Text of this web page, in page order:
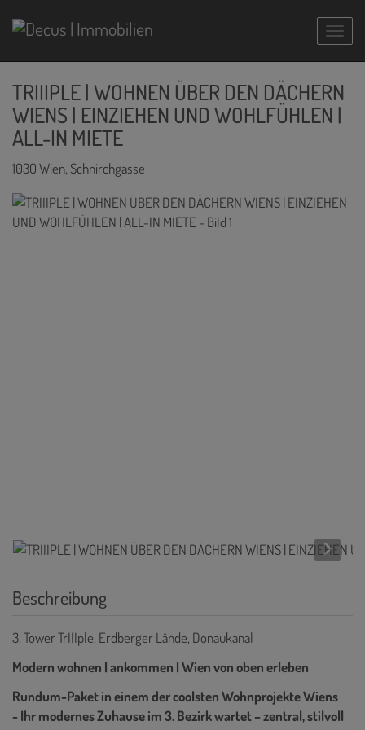
TRIIIPLE | WOHNEN ÜBER DEN DÄCHERN
WIENS | EINZIEHEN UND WOHLFÜHLEN |
ALL-IN MIETE
1030 Wien, Schnirchgasse
Beschreibung
3. Tower TrIIIple, Erdberger Lände, Donaukanal
Modern wohnen | ankommen | Wien von oben erleben
Rundum-Paket in einem der coolsten Wohnprojekte Wiens
- Ihr modernes Zuhause im 3. Bezirk wartet – zentral, stilvoll